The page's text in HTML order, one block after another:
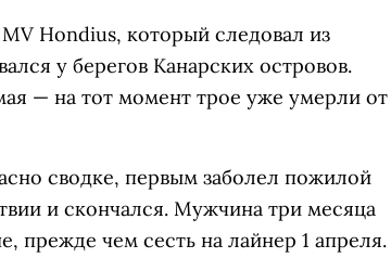
Hondius, который следовал из
у берегов Канарских островов.
— на тот момент трое уже умерли от
сводке, первым заболел пожилой
и скончался. Мужчина три месяца
прежде чем сесть на лайнер 1 апреля.